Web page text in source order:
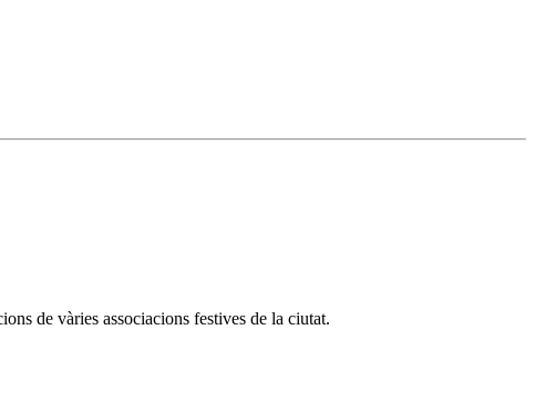
de vàries associacions festives de la ciutat.